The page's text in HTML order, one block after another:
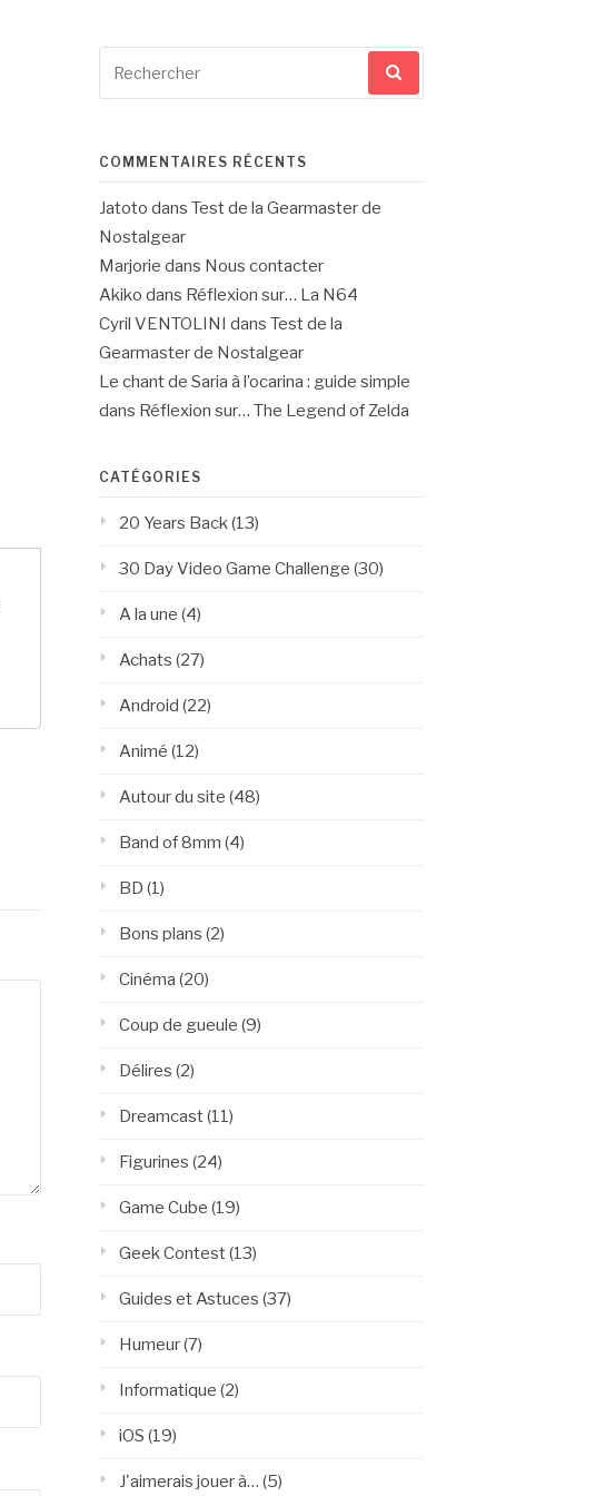
pour
COMMENTAIRES RÉCENTS
Jatoto dans Test de la Gearmaster de
Nostalgear
Marjorie dans Nous contacter
Akiko dans Réflexion sur… La N64
Cyril VENTOLINI dans Test de la
Gearmaster de Nostalgear
Le chant de Saria à l’ocarina : guide simple
dans Réflexion sur… The Legend of Zelda
CATÉGORIES
20 Years Back (13)
30 Day Video Game Challenge (30)
A la une (4)
Achats (27)
Android (22)
Animé (12)
Autour du site (48)
Band of 8mm (4)
BD (1)
Bons plans (2)
Cinéma (20)
Coup de gueule (9)
Délires (2)
Dreamcast(11)
Figurines (24)
Game Cube (19)
Geek Contest(13)
Guides et Astuces (37)
Humeur(7)
Informatique (2)
iOS (19)
J'aimerais jouer à… (5)